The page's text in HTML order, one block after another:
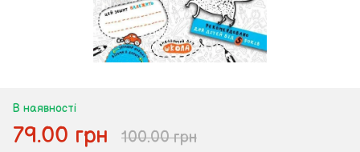
В наявності
79.00 грн 100.00 грн